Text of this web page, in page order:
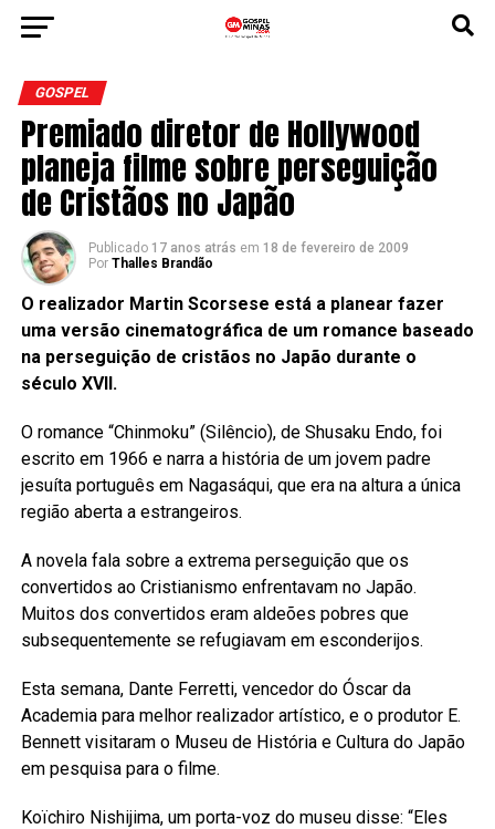
GOSPEL
Premiado diretor de Hollywood
planeja filme sobre perseguição
de Cristãos no Japão
Publicado 17 anos atrás em 18 de fevereiro de 2009
Por Thalles Brandão
O realizador Martin Scorsese está a planear fazer
uma versão cinematográfica de um romance baseado
na perseguição de cristãos no Japão durante o
século XVII.
O romance “Chinmoku” (Silêncio), de Shusaku Endo, foi
escrito em 1966 e narra a história de um jovem padre
jesuíta português em Nagasáqui, que era na altura a única
região aberta a estrangeiros.
A novela fala sobre a extrema perseguição que os
convertidos ao Cristianismo enfrentavam no Japão.
Muitos dos convertidos eram aldeões pobres que
subsequentemente se refugiavam em esconderijos.
Esta semana, Dante Ferretti, vencedor do Óscar da
Academia para melhor realizador artístico, e o produtor E.
Bennett visitaram o Museu de História e Cultura do Japão
em pesquisa para o filme.
Koïchiro Nishijima, um porta-voz do museu disse: “Eles